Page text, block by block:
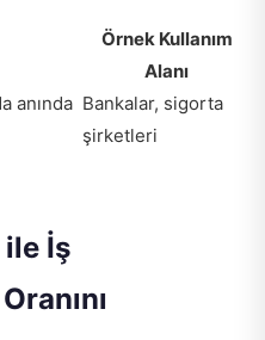
Örnek Kullanım
Alanı
anında Bankalar, sigorta
şirketleri
İş